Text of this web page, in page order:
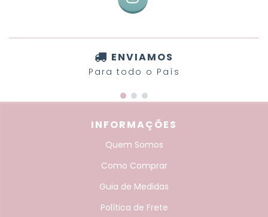
ENVIAMOS
Para todo o País
INFORMAÇÕES
Quem Somos
Como Comprar
Guia de Medidas
Política de Frete